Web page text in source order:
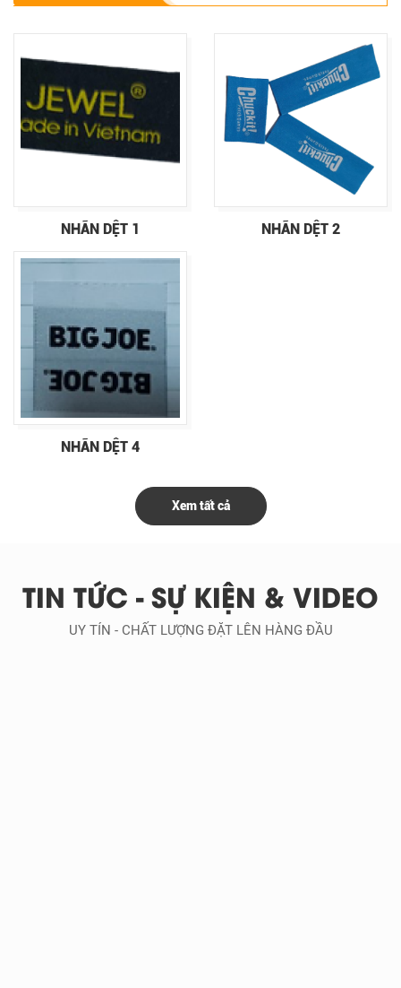
NHÃN DỆT 1 NHÃN DỆT 2
NHÃN DỆT 4
Xem tất cả
TIN TỨC - SỰ KIỆN & VIDEO
UY TÍN - CHẤT LƯỢNG ĐẶT LÊN HÀNG ĐẦU